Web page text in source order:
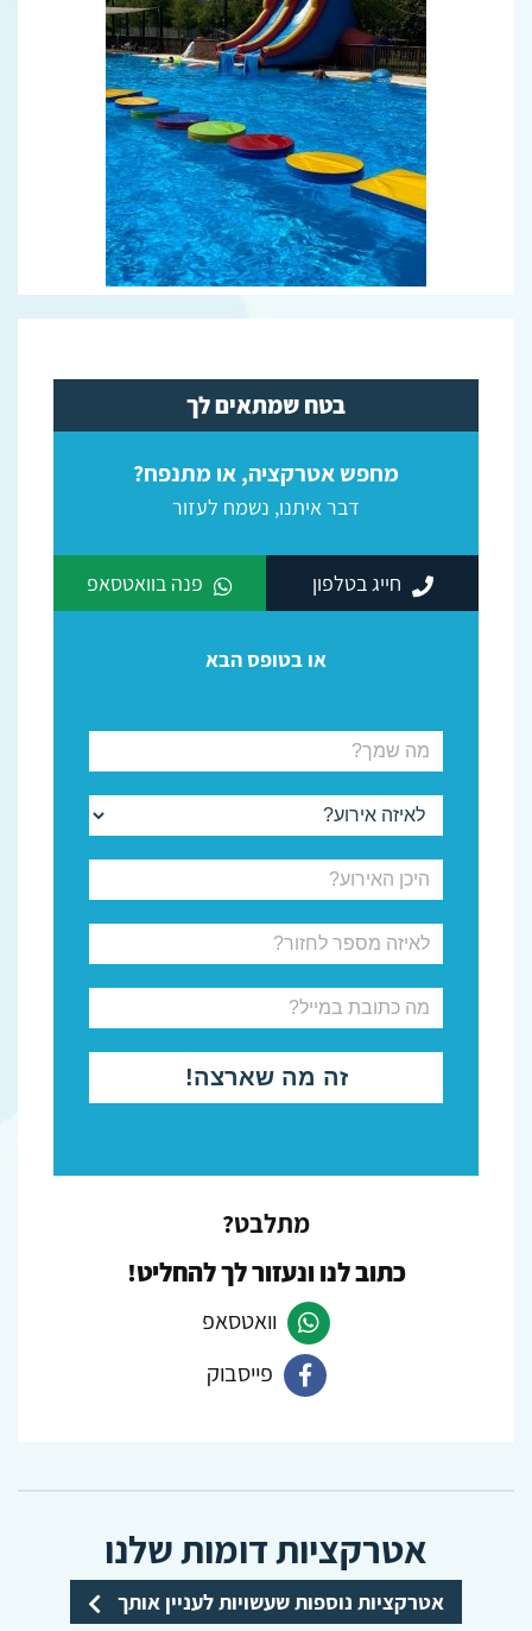
בטח שמתאים לך
מחפש אטרקציה, או מתנפח?
דבר איתנו, נשמח לעזור
חייג בטלפון פנה בוואטסאפ
או בטופס הבא
מתלבט?
כתוב לנו ונעזור לך להחליט!
פנה
וואטסאפ
פייסבוק
אטרקציות דומות שלנו
אטרקציות נוספות שעשויות לעניין אותך